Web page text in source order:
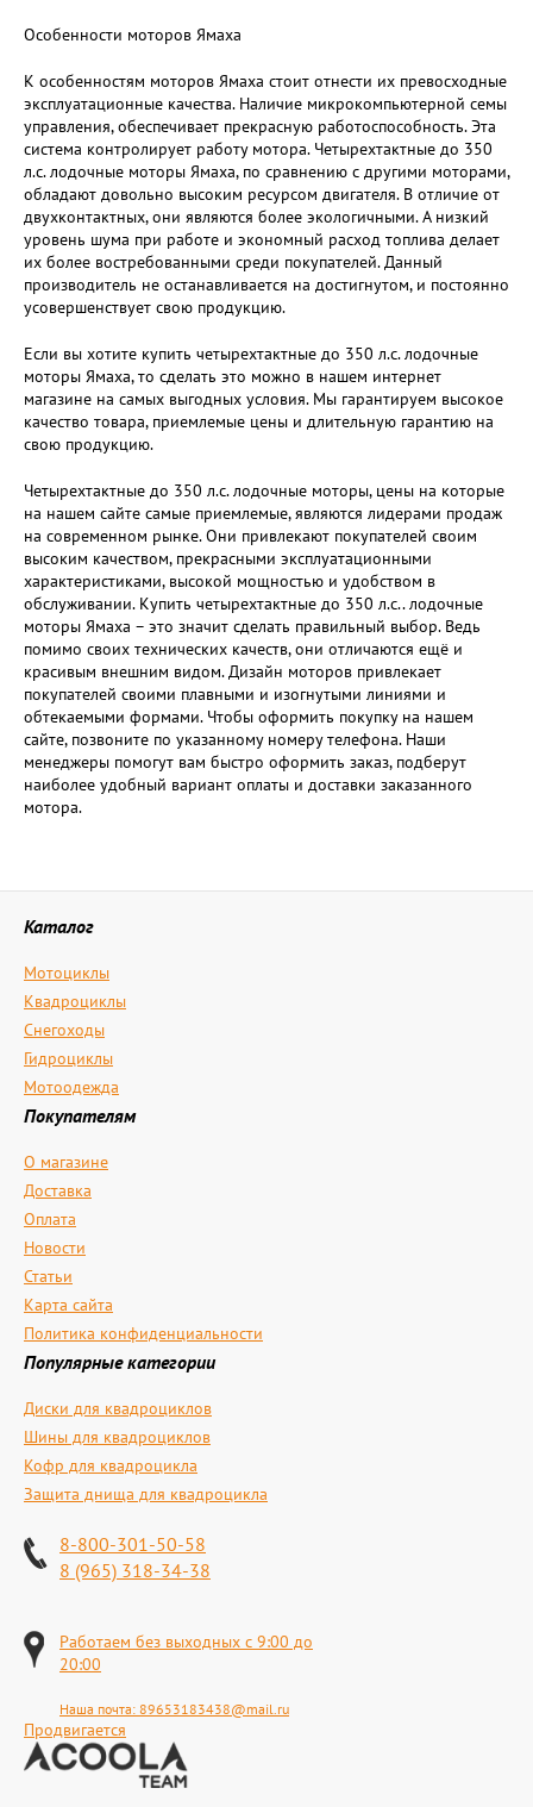
Особенности моторов Ямаха
К особенностям моторов Ямаха стоит отнести их превосходные
эксплуатационные качества. Наличие микрокомпьютерной семы
управления, обеспечивает прекрасную работоспособность. Эта
система контролирует работу мотора. Четырехтактные до 350
л.с. лодочные моторы Ямаха, по сравнению с другими моторами,
обладают довольно высоким ресурсом двигателя. В отличие от
двухконтактных, они являются более экологичными. А низкий
уровень шума при работе и экономный расход топлива делает
их более востребованными среди покупателей. Данный
производитель не останавливается на достигнутом, и постоянно
усовершенствует свою продукцию.
Если вы хотите купить четырехтактные до 350 л.с. лодочные
моторы Ямаха, то сделать это можно в нашем интернет
магазине на самыx выгодных условия. Мы гарантируем высокое
качество товара, приемлемые цены и длительную гарантию на
свою продукцию.
Четырехтактные до 350 л.с. лодочные моторы, цены на которые
на нашем сайте самые приемлемые, являются лидерами продаж
на современном рынке. Они привлекают покупателей своим
высоким качеством, прекрасными эксплуатационными
характеристиками, высокой мощностью и удобством в
обслуживании. Купить четырехтактные до 350 л.с.. лодочные
моторы Ямаха – это значит сделать правильный выбор. Ведь
помимо своих технических качеств, они отличаются ещё и
красивым внешним видом. Дизайн моторов привлекает
покупателей своими плавными и изогнутыми линиями и
обтекаемыми формами. Чтобы оформить покупку на нашем
сайте, позвоните по указанному номеру телефона. Наши
менеджеры помогут вам быстро оформить заказ, подберут
наиболее удобный вариант оплаты и доставки заказанного
мотора.
Каталог
Мотоциклы
Квадроциклы
Снегоходы
Гидроциклы
Мотоодежда
Покупателям
О магазине
Доставка
Оплата
Новости
Статьи
Карта сайта
Политика конфиденциальности
Популярные категории
Диски для квадроциклов
Шины для квадроциклов
Кофр для квадроцикла
Защита днища для квадроцикла
8-800-301-50-58
8 (965) 318-34-38
Работаем без выходных с 9:00 до
20:00
Наша почта: 89653183438@mail.ru
Продвигается